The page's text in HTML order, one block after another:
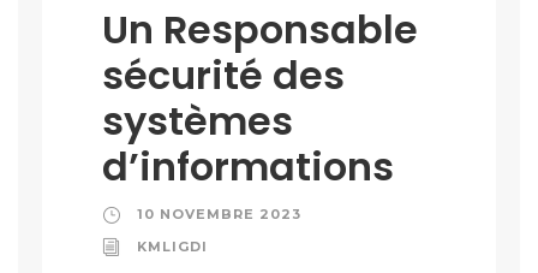
Un Responsable
sécurité des
systèmes
d’informations
10 NOVEMBRE 2023
KMLIGDI